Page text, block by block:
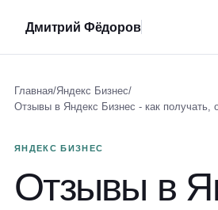
Дмитрий Фёдоров
Главная/Яндекс Бизнес/
Отзывы в Яндекс Бизнес - как получать,
ЯНДЕКС БИЗНЕС
Отзывы в